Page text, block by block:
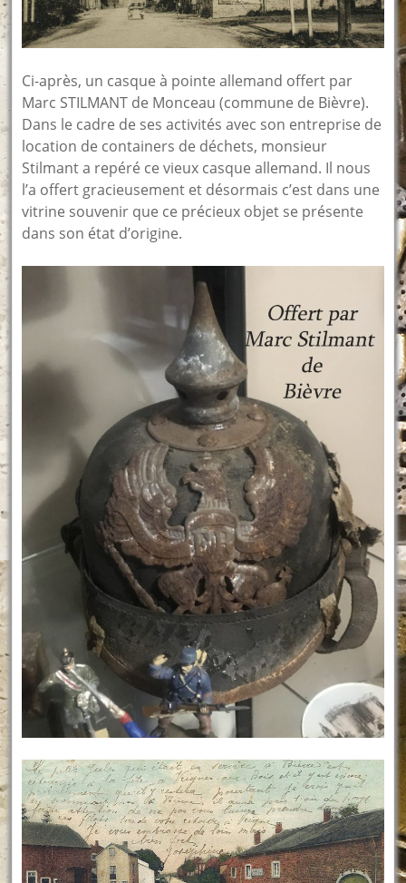
Ci-après, un casque à pointe allemand offert par
Marc STILMANT de Monceau (commune de Bièvre).
Dans le cadre de ses activités avec son entreprise de
location de containers de déchets, monsieur
Stilmant a repéré ce vieux casque allemand. Il nous
l’a offert gracieusement et désormais c’est dans une
vitrine souvenir que ce précieux objet se présente
dans son état d’origine.